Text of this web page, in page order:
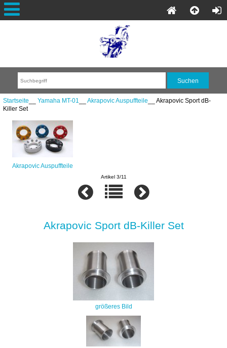
Startseite Yamaha MT-01 Akrapovic Auspuffteile __ Akrapovic Sport dB-
Killer Set
Akrapovic Auspuffteile
Artikel 3/11
Akrapovic Sport dB-Killer Set
größeres Bild